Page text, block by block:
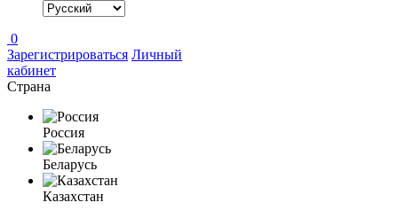
0
Зарегистрироваться Личный
кабинет
Страна
Россия
Беларусь
Казахстан